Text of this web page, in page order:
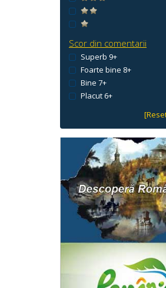
Scor din comentarii
Superb 9+
Foarte bine 8+
Bine 7+
Placut 6+